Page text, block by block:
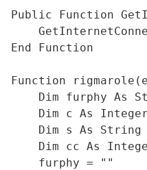
Public Function
End Function
Function
Dim furphy As
    Dim c As Integer
    Dim s As String
Dim cc As
    furphy = ""